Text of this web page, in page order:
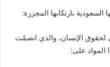
السعودية بارتكابها المجزرة:
العربي لحقوق الإنسان، والذي انضمّت